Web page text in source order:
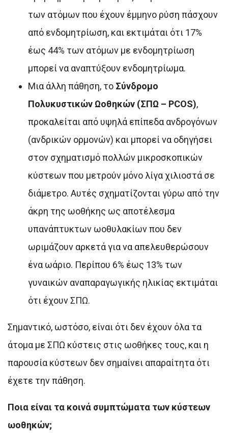
των ατόμων που έχουν έμμηνο ρύση πάσχουν
από ενδομητρίωση, και εκτιμάται ότι 17%
έως 44% των ατόμων με ενδομητρίωση
μπορεί να αναπτύξουν ενδομητρίωμα.
Μια άλλη πάθηση, το Σύνδρομο
Πολυκυστικών Ωοθηκών (ΣΠΩ – PCOS),
προκαλείται από υψηλά επίπεδα ανδρογόνων
(ανδρικών ορμονών) και μπορεί να οδηγήσει
στον σχηματισμό πολλών μικροσκοπικών
κύστεων που μετρούν μόνο λίγα χιλιοστά σε
διάμετρο. Αυτές σχηματίζονται γύρω από την
άκρη της ωοθήκης ως αποτέλεσμα
υπανάπτυκτων ωοθυλακίων που δεν
ωριμάζουν αρκετά για να απελευθερώσουν
ένα ωάριο. Περίπου 6% έως 13% των
γυναικών αναπαραγωγικής ηλικίας εκτιμάται
ότι έχουν ΣΠΩ.
Σημαντικό, ωστόσο, είναι ότι δεν έχουν όλα τα
άτομα με ΣΠΩ κύστεις στις ωοθήκες τους, και η
παρουσία κύστεων δεν σημαίνει απαραίτητα ότι
έχετε την πάθηση.
Ποια είναι τα κοινά συμπτώματα των κύστεων
ωοθηκών;